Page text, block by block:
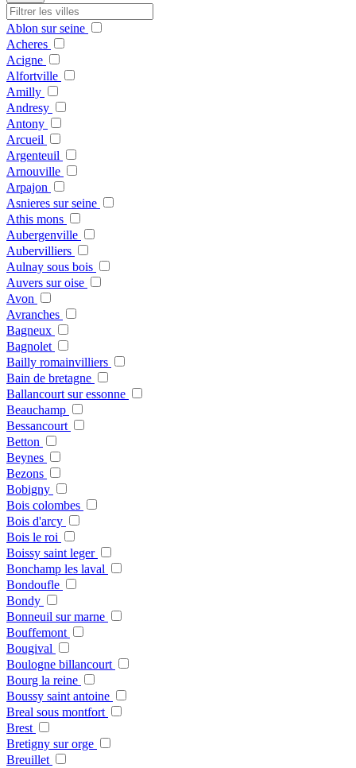
Ablon sur seine
Acheres
Acigne
Alfortville
Amilly
Andresy
Antony
Arcueil
Argenteuil
Arnouville
Arpajon
Asnieres sur seine
Athis mons
Aubergenville
Aubervilliers
Aulnay sous bois
Auvers sur oise
Avon
Avranches
Bagneux
Bagnolet
Bailly romainvilliers
Bain de bretagne
Ballancourt sur essonne
Beauchamp
Bessancourt
Betton
Beynes
Bezons
Bobigny
Bois colombes
Bois d'arcy
Bois le roi
Boissy saint leger
Bonchamp les laval
Bondoufle
Bondy
Bonneuil sur marne
Bouffemont
Bougival
Boulogne billancourt
Bourg la reine
Boussy saint antoine
Breal sous montfort
Brest
Bretigny sur orge
Breuillet